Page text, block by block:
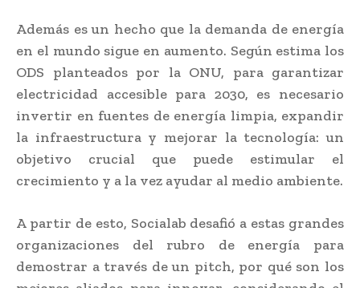
Además es un hecho que la demanda de energía
en el mundo sigue en aumento. Según estima los
ODS planteados por la ONU, para garantizar
electricidad accesible para 2030, es necesario
invertir en fuentes de energía limpia, expandir
la infraestructura y mejorar la tecnología: un
objetivo crucial que puede estimular el
crecimiento y a la vez ayudar al medio ambiente.
A partir de esto, Socialab desafió a estas grandes
organizaciones del rubro de energía para
demostrar a través de un pitch, por qué son los